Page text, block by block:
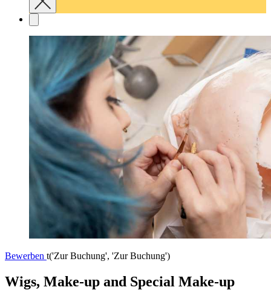
Bewerben t('Zur Buchung', 'Zur Buchung')
Wigs, Make-up and Special Make-up